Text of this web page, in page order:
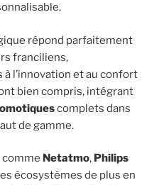
répond parfaitement
franciliens,
l’innovation et au confort
bien compris, intégrant
complets dans
de gamme.
Netatmo, Philips
écosystèmes de plus en